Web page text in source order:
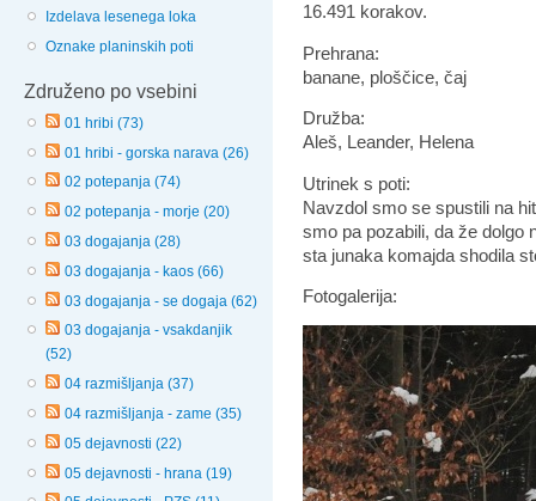
Izdelava lesenega loka
Oznake planinskih poti
Združeno po vsebini
01 hribi (73)
01 hribi - gorska narava (26)
02 potepanja (74)
02 potepanja - morje (20)
03 dogajanja (28)
03 dogajanja - kaos (66)
03 dogajanja - se dogaja (62)
03 dogajanja - vsakdanjik
(52)
04 razmišljanja (37)
04 razmišljanja - zame (35)
05 dejavnosti (22)
05 dejavnosti - hrana (19)
16.491 korakov.
Prehrana:
banane, ploščice, čaj
Družba:
Aleš, Leander, Helena
Utrinek s poti:
Navzdol smo se spustili na
smo pa pozabili, da že dolgo
sta junaka komajda shodila
Fotogalerija: